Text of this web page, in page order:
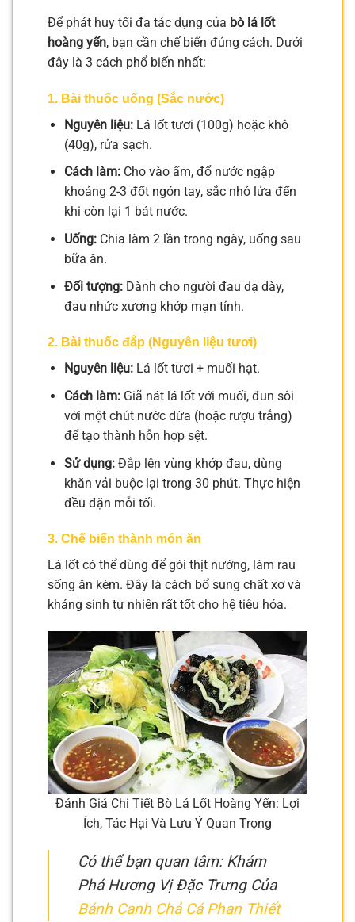
Để phát huy tối đa tác dụng của bò lá lốt
hoàng yến, bạn cần chế biến đúng cách. Dưới
đây là 3 cách phổ biến nhất:
1. Bài thuốc uống (Sắc nước)
Nguyên liệu:Lá lốt tươi (100g) hoặc khô
(40g), rửa sạch.
Cách làm:Cho vào ấm, đổ nước ngập
khoảng 2-3 đốt ngón tay, sắc nhỏ lửa đến
khi còn lại 1 bát nước.
Uống:Chia làm 2 lần trong ngày, uống sau
bữa ăn.
Đối tượng:Dành cho người đau dạ dày,
đau nhức xương khớp mạn tính.
2. Bài thuốc đắp (Nguyên liệu tươi)
Nguyên liệu:Lá lốt tươi + muối hạt.
Cách làm:Giã nát lá lốt với muối, đun sôi
với một chút nước dừa (hoặc rượu trắng)
để tạo thành hỗn hợp sệt.
Sử dụng:Đắp lên vùng khớp đau, dùng
khăn vải buộc lại trong 30 phút. Thực hiện
đều đặn mỗi tối.
3. Chế biến thành món ăn
Lá lốt có thể dùng để gói thịt nướng, làm rau
sống ăn kèm. Đây là cách bổ sung chất xơ và
kháng sinh tự nhiên rất tốt cho hệ tiêu hóa.
Đánh Giá Chi Tiết Bò Lá Lốt Hoàng Yến: Lợi
Ích, Tác Hại Và Lưu Ý Quan Trọng
Có thể bạn quan tâm: Khám
Phá Hương Vị Đặc Trưng Của
Bánh Canh Chả Cá Phan Thiết